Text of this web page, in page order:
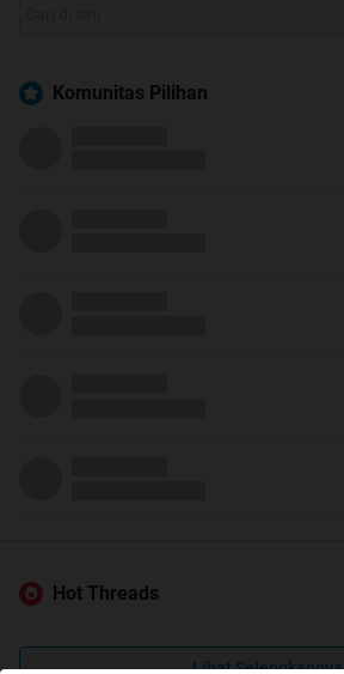
Komunitas Pilihan
Hot Threads
Lihat Selengkapnya